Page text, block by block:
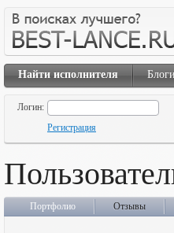
Найти исполнителя
Логин:
Регистрация
Портфолио Отзывы